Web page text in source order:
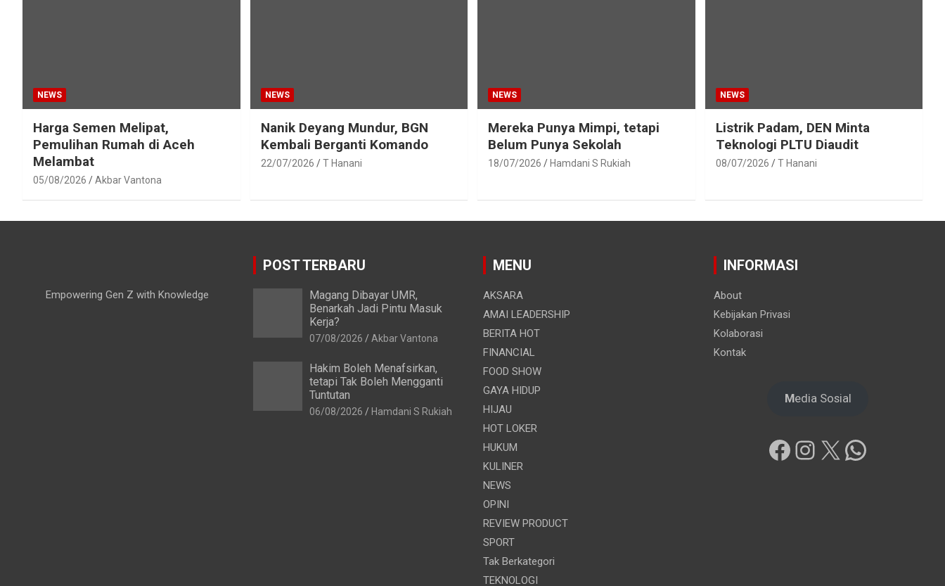
NEWS
Harga Semen Melipat,
Pemulihan Rumah di Aceh
Melambat
05/08/2026 Akbar Vantona
NEWS
Nanik Deyang Mundur, BGN
Kembali Berganti Komando
22/07/2026 T Hanani
NEWS
Mereka Punya Mimpi, tetapi
Belum Punya Sekolah
18/07/2026 Hamdani S Rukiah
NEWS
Listrik Padam, DEN Minta
Teknologi PLTU Diaudit
08/07/2026 T Hanani
Empowering Gen Z with Knowledge
POST TERBARU
Magang Dibayar UMR,
Benarkah Jadi Pintu Masuk
Kerja?
07/08/2026 Akbar Vantona
Hakim Boleh Menafsirkan,
tetapi Tak Boleh Mengganti
Tuntutan
06/08/2026 Hamdani S Rukiah
MENU
AKSARA
AMAI LEADERSHIP
BERITA HOT
FINANCIAL
FOOD SHOW
GAYA HIDUP
HIJAU
HOT LOKER
HUKUM
KULINER
NEWS
OPINI
REVIEW PRODUCT
SPORT
Tak Berkategori
TEKNOLOGI
INFORMASI
About
Kebijakan Privasi
Kolaborasi
Kontak
Media Sosial
Facebook
Instagram
X